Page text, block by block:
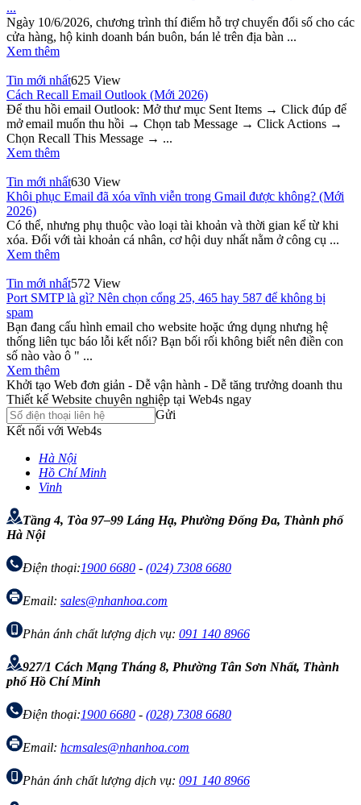
...
Ngày 10/6/2026, chương trình thí điểm hỗ trợ chuyển đổi số cho các
cửa hàng, hộ kinh doanh bán buôn, bán lẻ trên địa bàn ...
Xem thêm
Tin mới nhất625 View
Cách Recall Email Outlook (Mới 2026)
Để thu hồi email Outlook: Mở thư mục Sent Items → Click đúp để
mở email muốn thu hồi → Chọn tab Message → Click Actions →
Chọn Recall This Message → ...
Xem thêm
Tin mới nhất630 View
Khôi phục Email đã xóa vĩnh viễn trong Gmail được không? (Mới
2026)
Có thể, nhưng phụ thuộc vào loại tài khoản và thời gian kể từ khi
xóa. Đối với tài khoản cá nhân, cơ hội duy nhất nằm ở công cụ ...
Xem thêm
Tin mới nhất572 View
Port SMTP là gì? Nên chọn cổng 25, 465 hay 587 để không bị
spam
Bạn đang cấu hình email cho website hoặc ứng dụng nhưng hệ
thống liên tục báo lỗi kết nối? Bạn bối rối không biết nên điền con
số nào vào ô " ...
Xem thêm
Khởi tạo Web đơn giản - Dễ vận hành - Dễ tăng trưởng doanh thu
Thiết kế Website chuyên nghiệp tại Web4s ngay
Gửi
Kết nối với Web4s
Hà Nội
Hồ Chí Minh
Vinh
Tầng 4, Tòa 97–99 Láng Hạ, Phường Đống Đa, Thành phố
Hà Nội
Điện thoại:1900 6680 - (024) 7308 6680
Email: sales@nhanhoa.com
Phản ánh chất lượng dịch vụ: 091 140 8966
927/1 Cách Mạng Tháng 8, Phường Tân Sơn Nhất, Thành
phố Hồ Chí Minh
Điện thoại:1900 6680 - (028) 7308 6680
Email: hcmsales@nhanhoa.com
Phản ánh chất lượng dịch vụ: 091 140 8966